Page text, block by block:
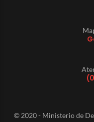
© 2020 - Ministerio de